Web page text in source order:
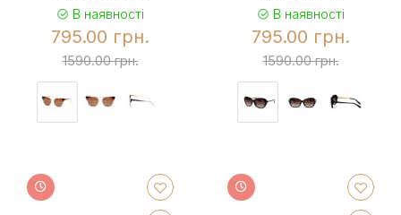
В наявності
795.00 грн.
1590.00 грн.
В наявності
795.00 грн.
1590.00 грн.